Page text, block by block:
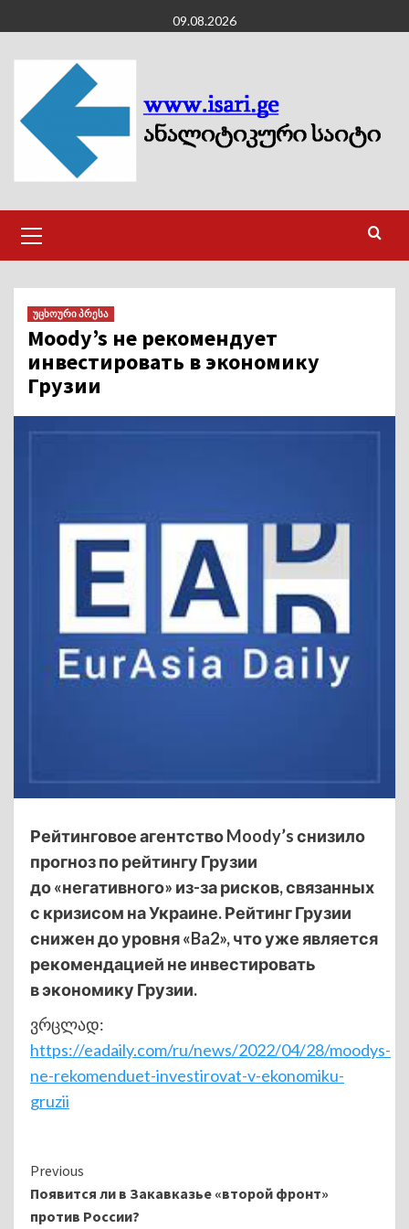
to
content
09.08.2026
Menu
უცხოური პრესა
Moody’s не рекомендует
инвестировать в экономику
Грузии
Рейтинговое агентство Moody’s снизило
прогноз по рейтингу Грузии
до «негативного» из-за рисков, связанных
с кризисом на Украине. Рейтинг Грузии
снижен до уровня «Ba2», что уже является
рекомендацией не инвестировать
в экономику Грузии.
ვრცლად:
https://eadaily.com/ru/news/2022/04/28/moodys-
ne-rekomenduet-investirovat-v-ekonomiku-
gruzii
Continue
Reading
Previous
Появится ли в Закавказье «второй фронт»
против России?